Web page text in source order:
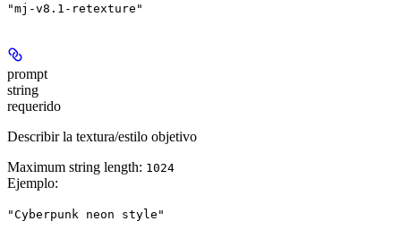
"mj-v8.1-retexture"
prompt
string
requerido
Describir la textura/estilo objetivo
Maximum string length: 1024
Ejemplo:
"Cyberpunk neon style"